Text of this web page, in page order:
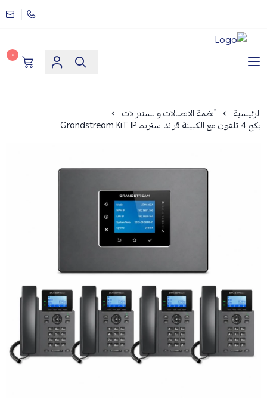
٠
الرئيسية أنظمة الاتصالات والسنترالات
بكج 4 تلفون مع الكبينة قراند ستريم Grandstream KiT IP